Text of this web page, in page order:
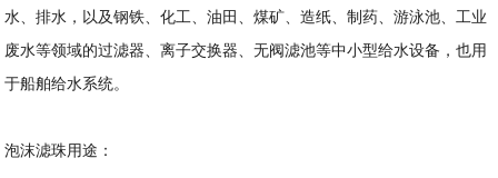
水、排水，以及钢铁、化工、油田、煤矿、造纸、制药、游泳池、工业
废水等领域的过滤器、离子交换器、无阀滤池等中小型给水设备，也用
于船舶给水系统。
泡沫滤珠用途：